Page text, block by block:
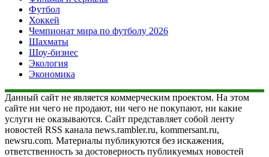
Футбол
Хоккей
Чемпионат мира по футболу 2026
Шахматы
Шоу-бизнес
Экология
Экономика
Данный сайт не является коммерческим проектом. На этом
сайте ни чего не продают, ни чего не покупают, ни какие
услуги не оказываются. Сайт представляет собой ленту
новостей RSS канала news.rambler.ru, kommersant.ru,
newsru.com. Материалы публикуются без искажения,
ответственность за достоверность публикуемых новостей